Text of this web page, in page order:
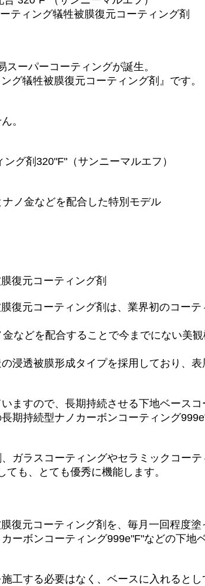
済み
ティング犠牲被膜復元コーティング剤
スーパーコーティングが誕生。
グ犠牲被膜復元コーティング剤』です。
。
グ剤320"F"（サンニーマルエフ）
ノ金などを配合した特別モデル
復元コーティング剤
復元コーティング剤は、業界初のコー
などを配合することで今までにない美
浸透被膜形成タイプを採用しており、
ますので、長期持続させる下地ベース
期持続型ナノカーボンコーティング
ガラスコーティングやセラミックコー
も、とても優秀に機能します。
復元コーティング剤を、毎月一回程度
ーボンコーティング999e"F"などの下地
工する必要はなく、ベースに入れると